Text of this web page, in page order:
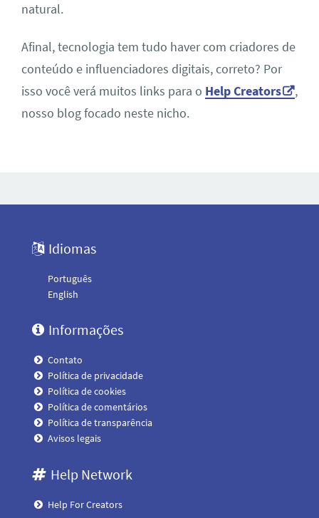
natural.
Afinal, tecnologia tem tudo haver com criadores de
conteúdo e influenciadores digitais, correto? Por
isso você verá muitos links para o Help Creators
,
nosso blog focado neste nicho.
Idiomas
Português
English
Informações
Contato
Política de privacidade
Política de cookies
Política de comentários
Política de transparência
Avisos legais
Help Network
Help For Creators